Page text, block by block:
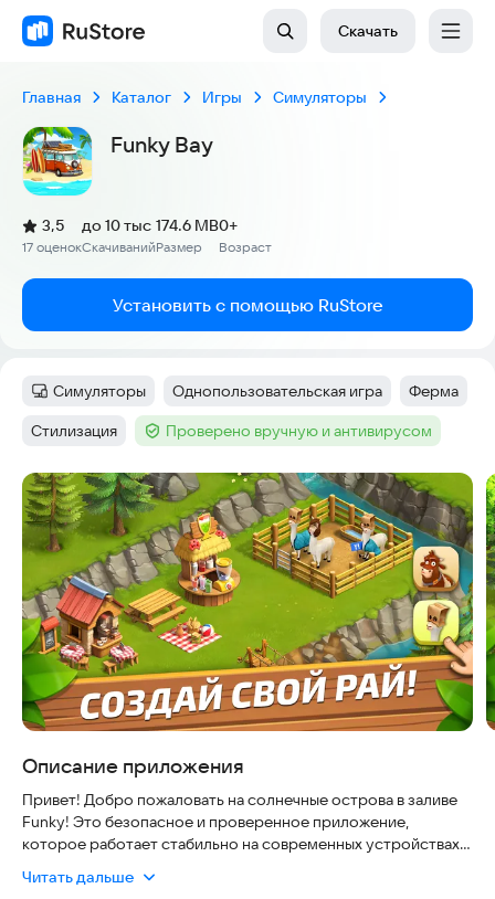
Скачать
Главная Каталог Игры Симуляторы
Funky Bay
Рейтинг:
3,5
(
17 оценок
)
Скачиваний
до 10 тыс
Размер
174.6 MB
Возраст
0+
Установить с помощью RuStore
Категория:
Симуляторы Тег:
Однопользовательская игра Тег:
Ферма
Тег:
Стилизация Тег :Проверено вручную и антивирусом
Скриншоты
Описание приложения
Привет! Добро пожаловать на солнечные острова в заливе
Funky! Это безопасное и проверенное приложение,
которое работает стабильно на современных устройствах и
без сбоев. Построй свой собственный город и ферму в
Читать дальше